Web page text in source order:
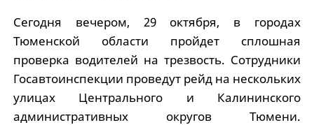
Сегодня вечером, 29 октября, в городах
Тюменской области пройдет сплошная
проверка водителей на трезвость. Сотрудники
Госавтоинспекции проведут рейд на нескольких
улицах Центрального и Калининского
административных округов Тюмени.